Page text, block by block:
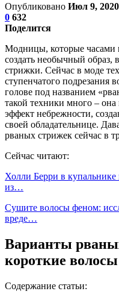
Опубликовано Июл 9, 2020
0 632
Поделится
Модницы, которые часами
создать необычный
стрижки. Сейчас в моде
ступенчатого подрезания
голове под названием
такой техники много –
эффект небрежности,
своей обладательнице.
рваных стрижек сейчас в
Сейчас читают:
Холли Берри в
из…
Сушите волосы феном:
вреде…
Варианты
короткие волосы
Содержание статьи: